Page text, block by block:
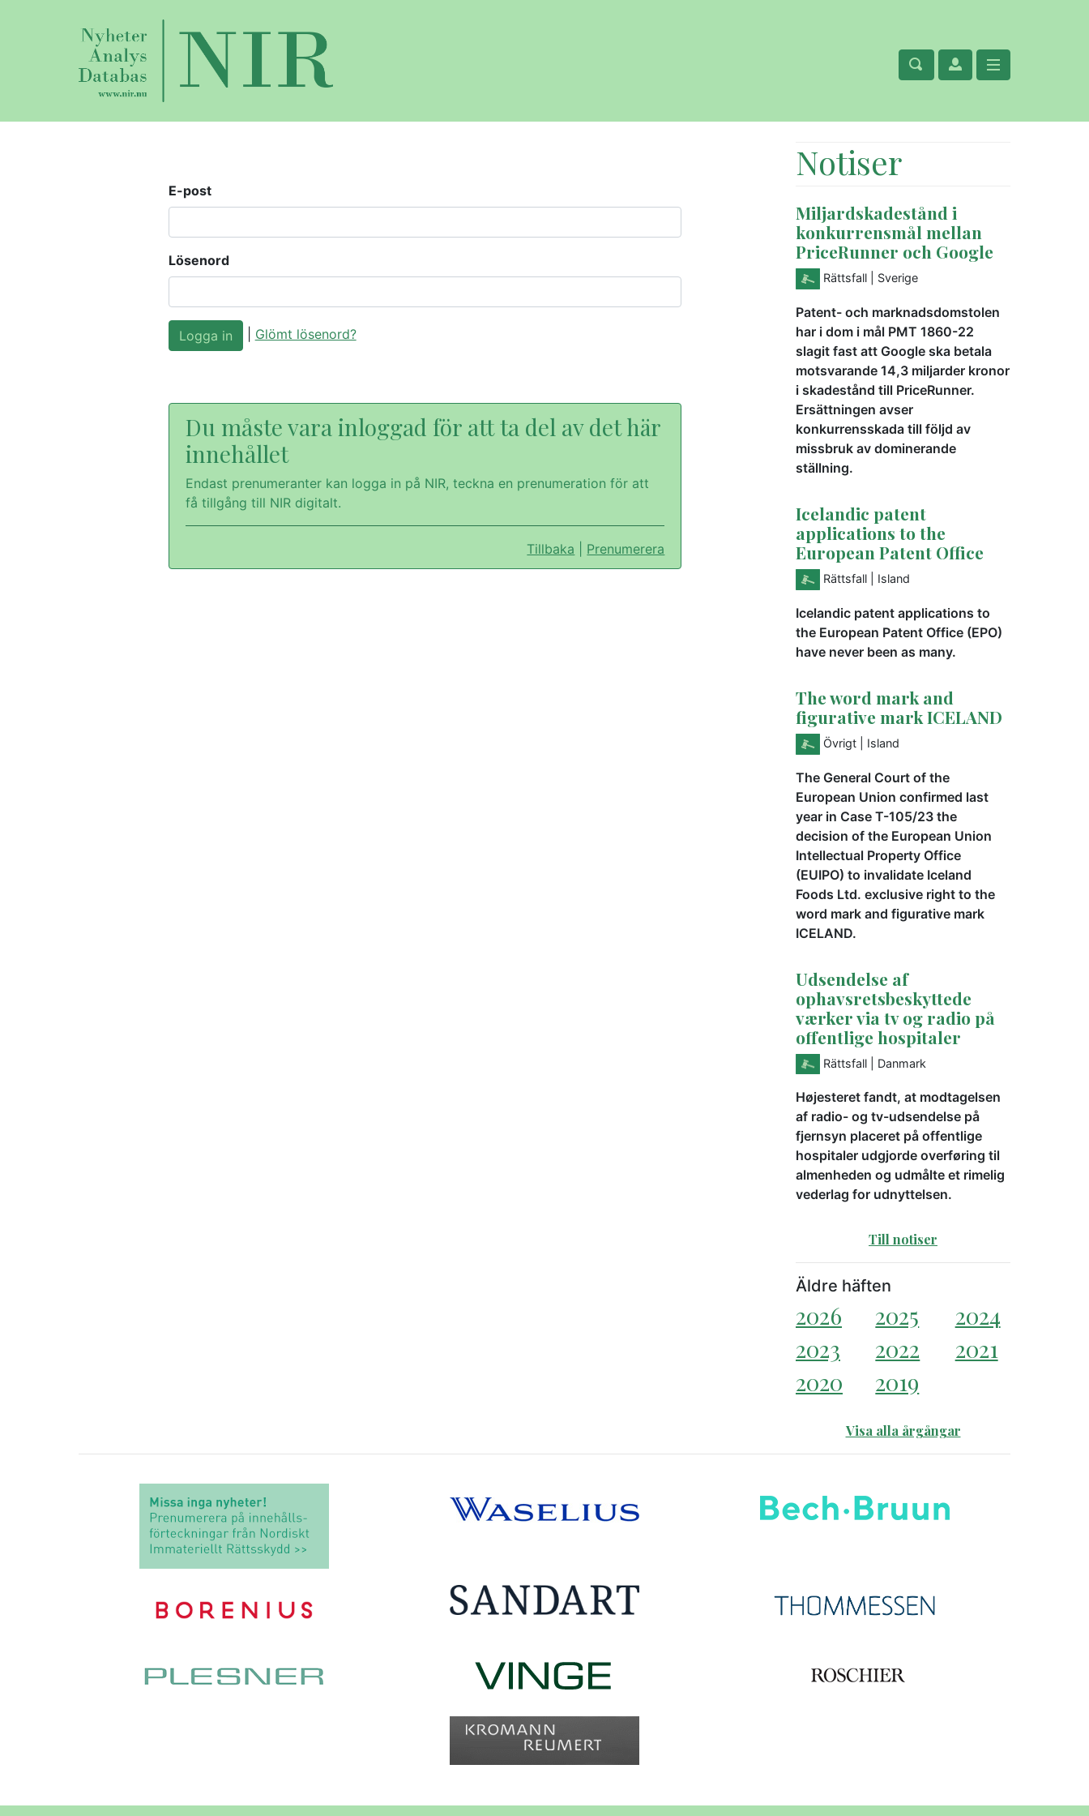
E-post
Lösenord
Glömt lösenord?
Du måste vara inloggad för att ta del av det här
innehållet
Endast prenumeranter kan logga in på NIR, teckna en prenumeration för att
få tillgång till NIR digitalt.
Tillbaka Prenumerera
Notiser
Miljardskadestånd i
konkurrensmål mellan
PriceRunner och Google
Rättsfall | Sverige
Patent- och marknadsdomstolen
har i dom i mål PMT 1860-22
slagit fast att Google ska betala
motsvarande 14,3 miljarder kronor
i skadestånd till PriceRunner.
Ersättningen avser
konkurrensskada till följd av
missbruk av dominerande
ställning.
Icelandic patent
applications to the
European Patent Office
Rättsfall | Island
Icelandic patent applications to
the European Patent Office (EPO)
have never been as many.
The word mark and
figurative mark ICELAND
Övrigt | Island
The General Court of the
European Union confirmed last
year in Case T-105/23 the
decision of the European Union
Intellectual Property Office
(EUIPO) to invalidate Iceland
Foods Ltd. exclusive right to the
word mark and figurative mark
ICELAND.
Udsendelse af
ophavsretsbeskyttede
værker via tv og radio på
offentlige hospitaler
Rättsfall | Danmark
Højesteret fandt, at modtagelsen
af radio- og tv-udsendelse på
fjernsyn placeret på offentlige
hospitaler udgjorde overføring til
almenheden og udmålte et rimelig
vederlag for udnyttelsen.
Till notiser
Äldre häften
2026 2025
2024
2023
2022
2021
2020
2019
Visa alla årgångar